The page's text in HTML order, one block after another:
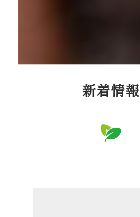
新着情報